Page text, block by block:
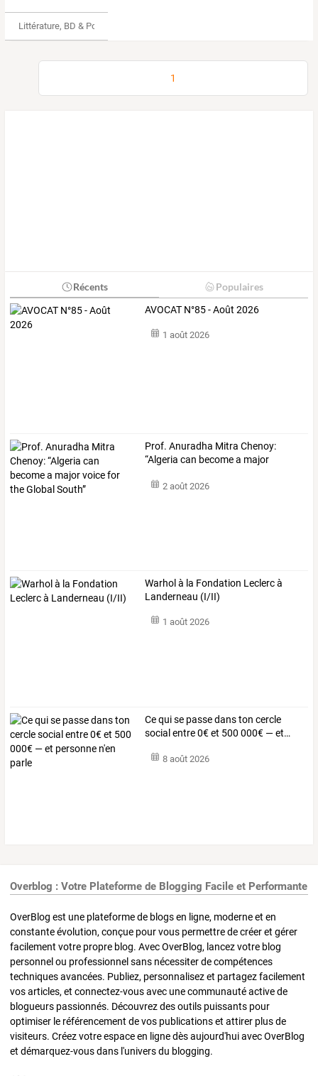
Littérature, BD & Poésie
1
Récents Populaires
AVOCAT N°85 - Août 2026
1 août 2026
Prof. Anuradha Mitra Chenoy:
“Algeria can becomea major
2 août 2026
Warhol à la Fondation Leclerc à
Landerneau (I/II)
1 août 2026
Cequise passedanston cercle
social entre0€et 500 000€ —et…
8 août 2026
Overblog : Votre Plateforme de Blogging Facile et Performante
OverBlog est une plateforme de blogs en ligne, moderne et en
constante évolution, conçue pour vous permettre de créer et gérer
facilement votre propre blog. Avec OverBlog, lancez votre blog
personnel ou professionnel sans nécessiter de compétences
techniques avancées. Publiez, personnalisez et partagez facilement
vos articles, et connectez-vous avec une communauté active de
blogueurs passionnés. Découvrez des outils puissants pour
optimiser le référencement de vos publications et attirer plus de
visiteurs. Créez votre espace en ligne dès aujourd'hui avec OverBlog
et démarquez-vous dans l'univers du blogging.